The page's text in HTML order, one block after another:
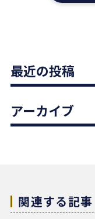
担当の志水様は
市場動向や適正
何より素晴らし
を一切行わない
ています。知人
会社様です。
最近の投稿
アーカイブ
関連する記事